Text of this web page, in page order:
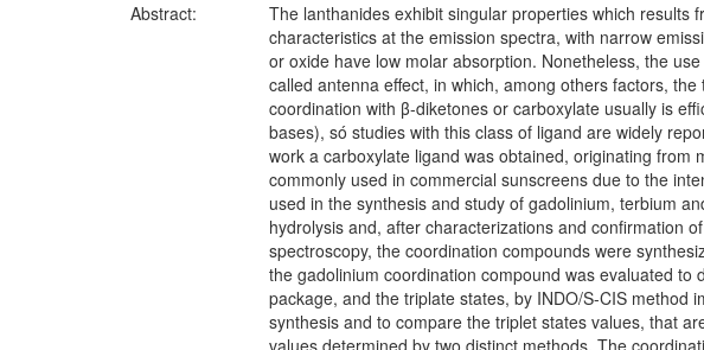
Abstract:
The lanthanides exhibit singular properties which results
characteristics at the emission spectra, with narrow
or oxide have low molar absorption. Nonetheless, the
called antenna effect, in which, among others factors,
coordination with β-diketones or carboxylate usually is
bases), só studies with this class of ligand are widely
work a carboxylate ligand was obtained, originating
commonly used in commercial sunscreens due to the
used in the synthesis and study of gadolinium, terbium
hydrolysis and, after characterizations and confirmation
spectroscopy, the coordination compounds were
the gadolinium coordination compound was evaluated
package, and the triplate states, by INDO/S-CIS method
synthesis and to compare the triplet states values, that
values determined by two distinct methods. The